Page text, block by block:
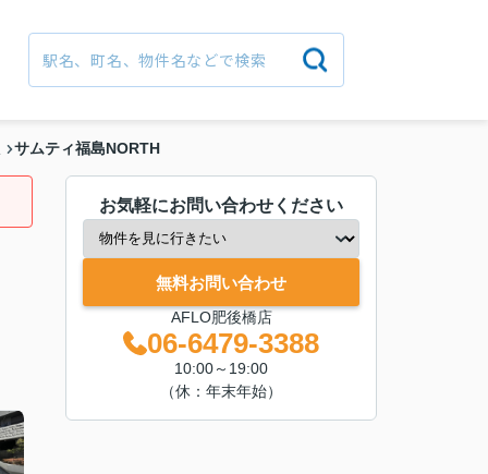
サムティ福島NORTH
お気軽にお問い合わせください
無料お問い合わせ
AFLO肥後橋店
06-6479-3388
10:00～19:00
（休：年末年始）